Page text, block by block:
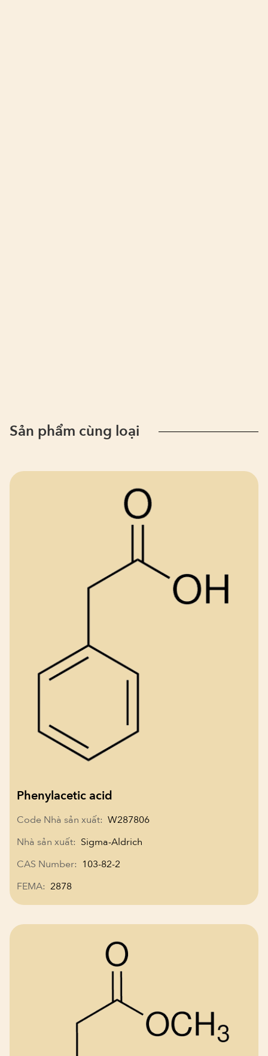
Sản phẩm cùng loại
Phenylacetic acid
Code Nhà sản xuất: W287806
Nhà sản xuất: Sigma-Aldrich
CAS Number: 103-82-2
FEMA: 2878